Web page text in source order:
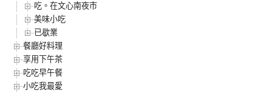
吃。在文心南夜市
美味小吃
已歇業
餐廳好料理
享用下午茶
吃吃早午餐
小吃我最愛